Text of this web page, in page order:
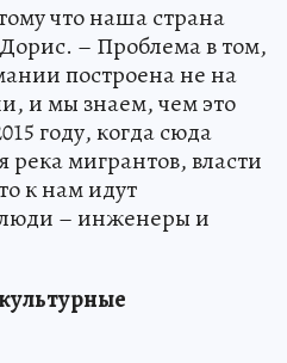
что наша страна
– Проблема в том,
построена не на
и мы знаем, чем это
году, когда сюда
река мигрантов, власти
к нам идут
– инженеры и